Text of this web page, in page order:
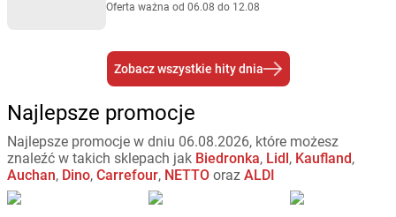
Oferta ważna od 06.08 do 12.08
Zobacz wszystkie hity dnia
Najlepsze promocje
Najlepsze promocje w dniu 06.08.2026, które możesz
znaleźć w takich sklepach jak Biedronka, Lidl, Kaufland,
Auchan, Dino, Carrefour, NETTO oraz ALDI